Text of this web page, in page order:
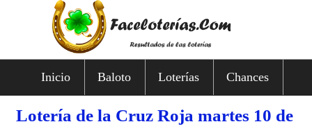
Inicio Baloto Loterías Chances
Lotería de la Cruz Roja martes 10 de